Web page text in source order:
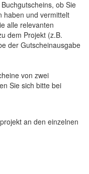
ob Sie
haben und vermittelt
alle relevanten
dem Projekt (z.B.
der Gutscheinausgabe
von zwei
Sie sich bitte bei
an den einzelnen